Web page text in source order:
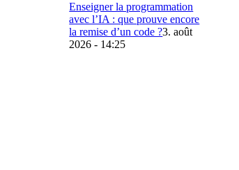
Enseigner la programmation
avec l’IA : que prouve encore
la remise d’un code ?3. août
2026 - 14:25